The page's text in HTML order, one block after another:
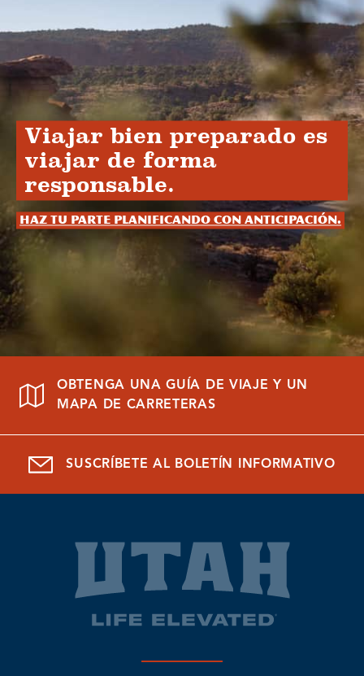
Viajar bien preparado es
viajar de forma
responsable.
Haz tu parte planificando con anticipación.
OBTENGA UNA GUÍA DE VIAJE Y UN
MAPA DE CARRETERAS
SUSCRÍBETE AL BOLETÍN INFORMATIVO